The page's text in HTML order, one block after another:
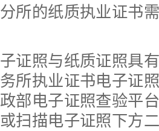
所的纸质执业证书
照与纸质证照具有
所执业证书电子证
部电子证照查验平
扫描电子证照下方